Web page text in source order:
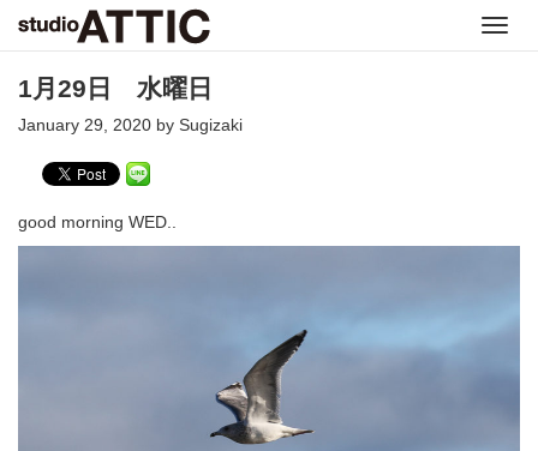
1月29日 水曜日
January 29, 2020 by Sugizaki
good morning WED..